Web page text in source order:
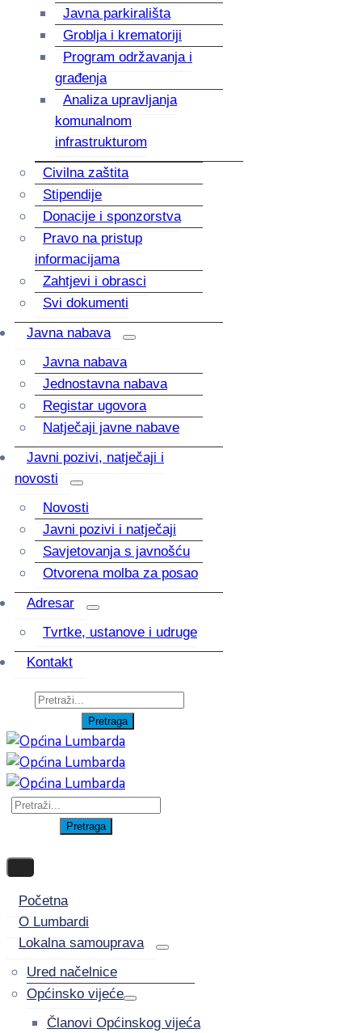
Javna parkirališta
Groblja i krematoriji
Program održavanja i
građenja
Analiza upravljanja
komunalnom
infrastrukturom
Civilna zaštita
Stipendije
Donacije i sponzorstva
Pravo na pristup
informacijama
Zahtjevi i obrasci
Svi dokumenti
Javna nabava
Javna nabava
Jednostavna nabava
Registar ugovora
Natječaji javne nabave
Javni pozivi, natječaji i
novosti
Novosti
Javni pozivi i natječaji
Savjetovanja s javnošću
Otvorena molba za posao
Adresar
Tvrtke, ustanove i udruge
Kontakt
Početna
O Lumbardi
Lokalna samouprava
Ured načelnice
Općinsko vijeće
Članovi Općinskog vijeća